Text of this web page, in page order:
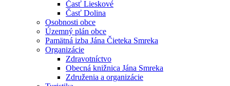
Časť Lieskové
Časť Dolina
Osobnosti obce
Územný plán obce
Pamätná izba Jána Čieteka Smreka
Organizácie
Zdravotníctvo
Obecná knižnica Jána Smreka
Združenia a organizácie